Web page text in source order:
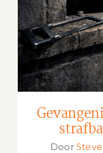
Door